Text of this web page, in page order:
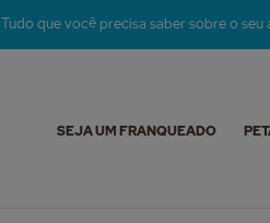
Tudo que você precisa saber sobre o seu
SEJA UM FRANQUEADO